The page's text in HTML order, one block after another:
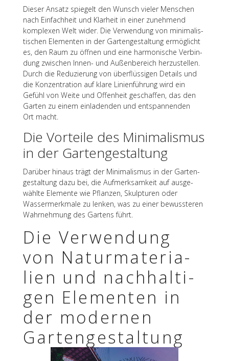
Dieser Ansatz spie­gelt den Wunsch vieler Menschen
nach Einfach­heit und Klar­heit in einer zuneh­mend
komple­xen Welt wider. Die Verwen­dung von mini­ma­lis­
ti­schen Elemen­ten in der Garten­ge­stal­tung ermög­licht
es, den Raum zu öffnen und eine harmo­ni­sche Verbin­
dung zwischen Innen- und Außen­be­reich herzu­stel­len.
Durch die Redu­zie­rung von über­flüs­si­gen Details und
die Konzen­tra­tion auf klare Lini­en­füh­rung wird ein
Gefühl von Weite und Offen­heit geschaf­fen, das den
Garten zu einem einla­den­den und entspan­nen­den
Ort macht.
Die Vorteile des Mini­ma­lis­mus
in der Gartengestaltung
Darüber hinaus trägt der Mini­ma­lis­mus in der Garten­
ge­stal­tung dazu bei, die Aufmerk­sam­keit auf ausge­
wählte Elemente wie Pflan­zen, Skulp­tu­ren oder
Wasser­merk­male zu lenken, was zu einer bewuss­te­ren
Wahr­neh­mung des Gartens führt.
Die Verwen­dung
von Natur­ma­te­ria­
lien und nach­hal­ti­
gen Elemen­ten in
der moder­nen
Gartengestaltung